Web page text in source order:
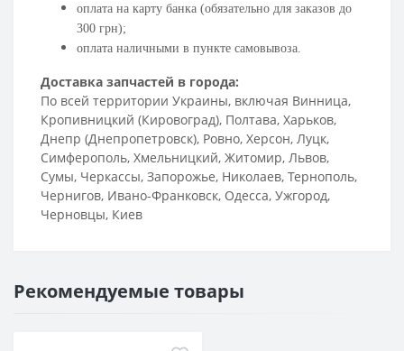
оплата на карту банка (обязательно для заказов до
300 грн);
оплата наличными в пункте самовывоза.
Доставка запчастей в города:
По всей территории Украины, включая Винница,
Кропивницкий (Кировоград), Полтава, Харьков,
Днепр (Днепропетровск), Ровно, Херсон, Луцк,
Симферополь, Хмельницкий, Житомир, Львов,
Сумы, Черкассы, Запорожье, Николаев, Тернополь,
Чернигов, Ивано-Франковск, Одесса, Ужгород,
Черновцы, Киев
Рекомендуемые товары